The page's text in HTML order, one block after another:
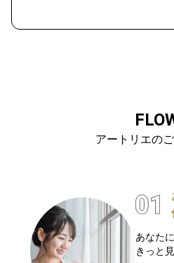
アートリエの
あなた
きっと